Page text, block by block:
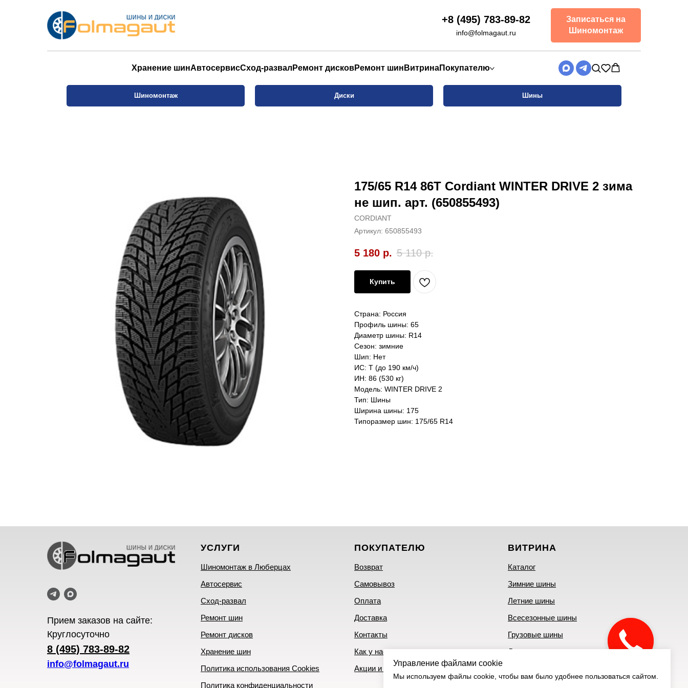
+8 (495) 783-89-82
info@folmagaut.ru
Записаться на
Шиномонтаж
Хранение шинАвтосервисСход-развал Ремонт дисковРемонт шин ВитринаПокупателю
Шиномонтаж Диски Шины
175/65 R14 86T Cordiant WINTER DRIVE 2 зима
не шип. арт. (650855493)
CORDIANT
Артикул: 650855493
5 180 р. 5 110 р.
Купить
Страна: Россия
Профиль шины: 65
Диаметр шины: R14
Сезон: зимние
Шип: Нет
ИС: T (до 190 км/ч)
ИН: 86 (530 кг)
Модель: WINTER DRIVE 2
Тип: Шины
Ширина шины: 175
Типоразмер шин: 175/65 R14
Прием заказов на сайте:
Круглосуточно
8 (495) 783-89-82
info@folmagaut.ru
УСЛУГИ
Шиномонтаж в Люберцах
Автосервис
Сход-развал
Ремонт шин
Ремонт дисков
Хранение шин
Политика использования Cookies
Политика конфиденциальности
ПОКУПАТЕЛЮ
Возврат
Самовывоз
Оплата
Доставка
Контакты
Как у нас купить
Акции и скидки
ВИТРИНА
Каталог
Зимние шины
Летние шины
Всесезонные шины
Грузовые шины
Литые диски
Управление файлами cookie
Мы используем файлы cookie, чтобы вам было удобнее пользоваться сайтом.